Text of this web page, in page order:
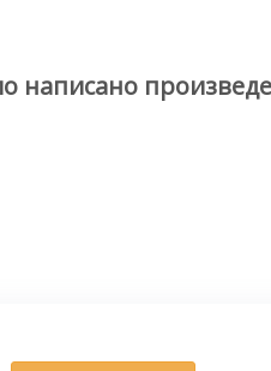
написано